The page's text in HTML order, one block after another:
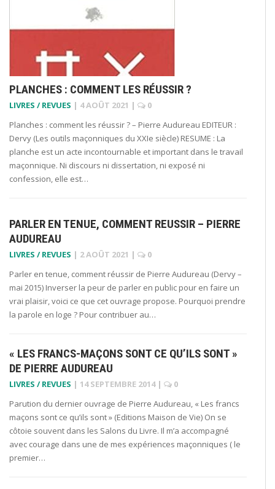
PLANCHES : COMMENT LES RÉUSSIR ?
LIVRES / REVUES | 4 AOÛT 2021 |
0
Planches : comment les réussir ? – Pierre Audureau EDITEUR :
Dervy (Les outils maçonniques du XXIe siècle) RESUME : La
planche est un acte incontournable et important dans le travail
maçonnique. Ni discours ni dissertation, ni exposé ni
confession, elle est…
PARLER EN TENUE, COMMENT REUSSIR – PIERRE
AUDUREAU
LIVRES / REVUES | 2 AOÛT 2021 |
0
Parler en tenue, comment réussir de Pierre Audureau (Dervy –
mai 2015) Inverser la peur de parler en public pour en faire un
vrai plaisir, voici ce que cet ouvrage propose. Pourquoi prendre
la parole en loge ? Pour contribuer au…
« LES FRANCS-MAÇONS SONT CE QU’ILS SONT »
DE PIERRE AUDUREAU
LIVRES / REVUES | 14 SEPTEMBRE 2014 |
0
Parution du dernier ouvrage de Pierre Audureau, « Les francs
maçons sont ce qu’ils sont » (Editions Maison de Vie) On se
côtoie souvent dans les Salons du Livre. Il m’a accompagné
avec courage dans une de mes expériences maçonniques ( le
premier…